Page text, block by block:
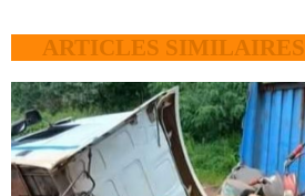
ARTICLES SIMILAIRES